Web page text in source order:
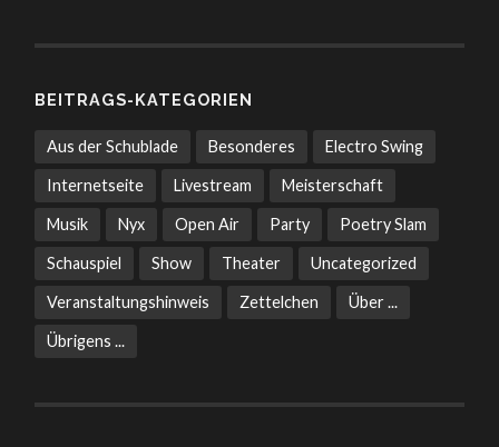
BEITRAGS-KATEGORIEN
Aus der Schublade Besonderes Electro Swing
Internetseite Livestream Meisterschaft
Musik Nyx Open Air Party Poetry Slam
Schauspiel Show Theater Uncategorized
Veranstaltungshinweis Zettelchen Über ...
Übrigens ...